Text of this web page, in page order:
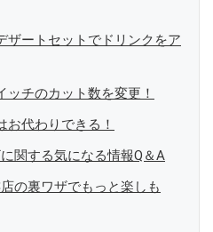
ザートセットでドリンクをア
ッチのカット数を変更！
お代わりできる！
関する気になる情報Q＆A
の裏ワザでもっと楽しも